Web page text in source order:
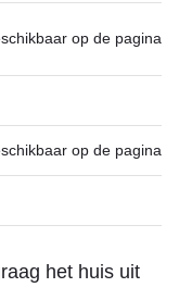
op de pagina
op de pagina
het huis uit